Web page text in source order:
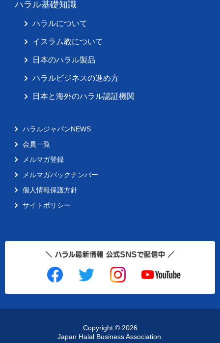
ハラル基礎知識
ハラルについて
イスラム教について
日本のハラル製品
ハラルビジネスの進め方
日本と海外のハラル認証機関
ハラルジャパンNEWS
会員一覧
メルマガ登録
メルマガバックナンバー
個人情報保護方針
サイトポリシー
Copyright © 2026
Japan Halal Business Association.